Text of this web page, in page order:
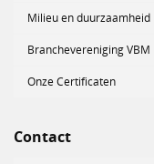
Milieu en duurzaamheid
Branchevereniging VBM
Onze Certificaten
Contact